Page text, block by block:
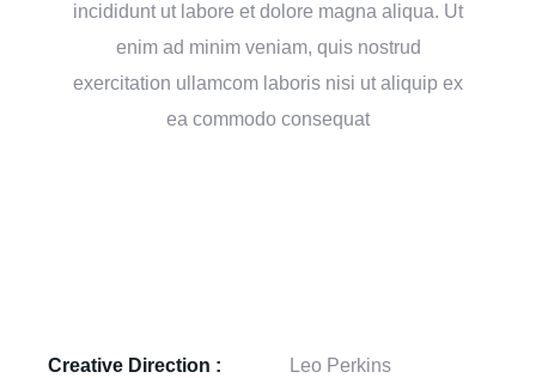
incididunt ut labore et dolore magna aliqua. Ut
enim ad minim veniam, quis nostrud
exercitation ullamcom laboris nisi ut aliquip ex
ea commodo consequat
Creative Direction : Leo Perkins